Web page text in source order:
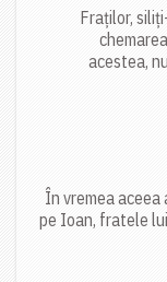
Fraților,
acestea,
În vremea aceea
pe Ioan, fratele